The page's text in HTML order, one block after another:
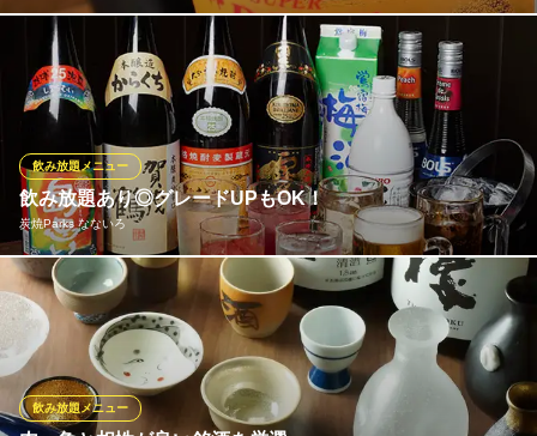
飲み放題付きコースは【全36種】と【全57種】からお選びいただ
けます♪全57種飲み放題ならドリンクのほとんどが飲み放題になる
のでとってもお得♪もちろん生ビールもOK♪厳選された地鶏料理と
最高の相性のドリンク、取り揃えております！◎
炭火焼鳥 真骨鳥 京橋店
京橋焼き鳥歓迎会飲み会
ＪＲ京橋駅 徒歩3分
大阪府大阪市都島区東野田町3-12-11
飲み放題あり◎グレードUPもOK！
炭焼Parks なないろ
飲み放題メニュー
なないろの宴会コースはすべて飲み放題付！ゆったり飲み放題120
分制/お席150分制のコースもご用意！お一人様プラス500円で、梅
酒・焼酎の種類がパワーアップ！！更に、プラス1000円で厳選地
酒約10種飲み放題付れます。お酒が好きな方にもきっとご満足い
ただけるラインナップです♪是非、素敵なひとときをお楽しみくだ
さい☆
飲み放題メニュー